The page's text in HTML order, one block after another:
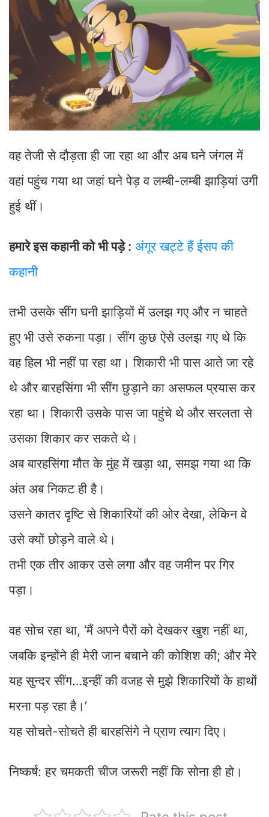
वह तेजी से दौड़ता ही जा रहा था और अब घने जंगल में
वहां पहुंच गया था जहां घने पेड़ व लम्बी-लम्बी झाड़ियां उगी
हुई थीं।
हमारे इस कहानी को भी पड़े : अंगूर खट्टे हैं ईसप की
कहानी
तभी उसके सींग घनी झाड़ियों में उलझ गए और न चाहते
हुए भी उसे रुकना पड़ा। सींग कुछ ऐसे उलझ गए थे कि
वह हिल भी नहीं पा रहा था। शिकारी भी पास आते जा रहे
थे और बारहसिंगा भी सींग छुड़ाने का असफल प्रयास कर
रहा था। शिकारी उसके पास जा पहुंचे थे और सरलता से
उसका शिकार कर सकते थे।
अब बारहसिंगा मौत के मुंह में खड़ा था, समझ गया था कि
अंत अब निकट ही है।
उसने कातर दृष्टि से शिकारियों की ओर देखा, लेकिन वे
उसे क्यों छोड़ने वाले थे।
तभी एक तीर आकर उसे लगा और वह जमीन पर गिर
पड़ा।
वह सोच रहा था, ‘मैं अपने पैरों को देखकर खुश नहीं था,
जबकि इन्होंने ही मेरी जान बचाने की कोशिश की; और मेरे
यह सुन्दर सींग…इन्हीं की वजह से मुझे शिकारियों के हाथों
मरना पड़ रहा है।’
यह सोचते-सोचते ही बारहसिंगे ने प्राण त्याग दिए।
निष्कर्ष: हर चमकती चीज जरूरी नहीं कि सोना ही हो।